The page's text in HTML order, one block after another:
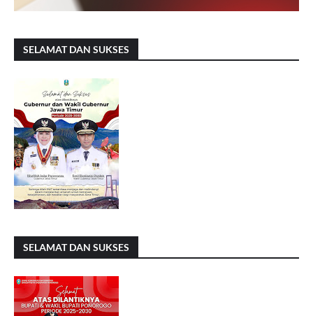
SELAMAT DAN SUKSES
SELAMAT DAN SUKSES